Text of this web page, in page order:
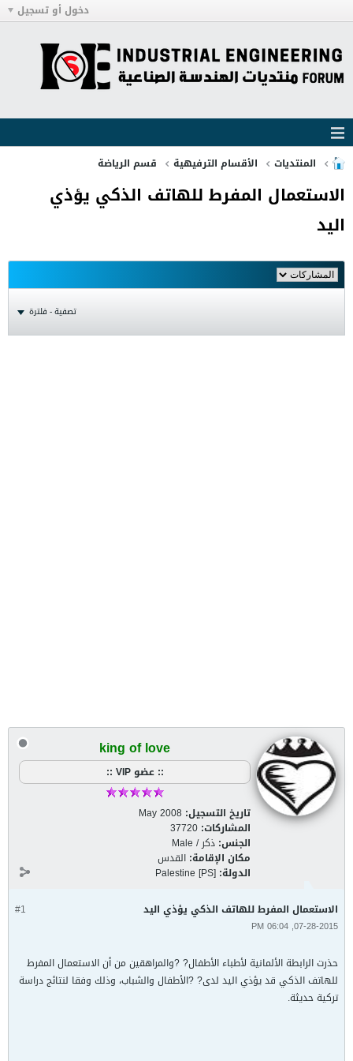
دخول أو تسجيل
المنتديات الأقسام الترفيهية قسم الرياضة
الاستعمال المفرط للهاتف الذكي يؤذي
اليد
تصفية - فلترة
king of love
:: عضو VIP ::
تاريخ التسجيل: May 2008
المشاركات: 37720
الجنس: ذكر / Male
مكان الإقامة: القدس
الدولة: Palestine [PS]
#1 الاستعمال المفرط للهاتف الذكي يؤذي اليد
07-28-2015, 06:04 PM
حذرت الرابطة الألمانية لأطباء الأطفال? ?والمراهقين من أن الاستعمال المفرط
للهاتف الذكي قد يؤذي اليد لدى? ?الأطفال والشباب، وذلك وفقا لنتائج دراسة
تركية حديثة.